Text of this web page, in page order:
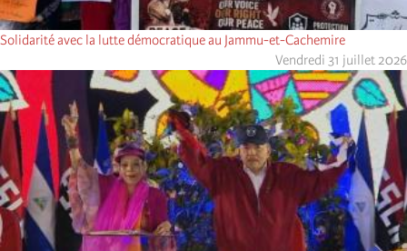
Solidarité avec la lutte démocratique au Jammu-et-Cachemire
Vendredi 31 juillet 2026